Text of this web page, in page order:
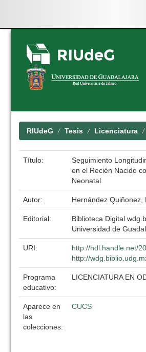
Skip
navigation
RIUdeG Tesis Licenciatura
Título:
Seguimiento
en el Recién Nacido
Neonatal.
Autor: Hernández Quiñonez,
Editorial:
Biblioteca Digital
Universidad de
URI:
http://hdl.handle.net/
http://
Programa
educativo:
LICENCIATURA EN
Aparece en
las
colecciones:
CUCS